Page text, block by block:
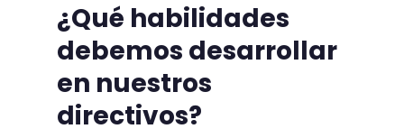
¿Qué habilidades
debemos desarrollar
en nuestros
directivos?